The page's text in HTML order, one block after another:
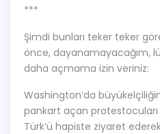
***
Şimdi bunları teker teker
önce, dayanamayacağım,
daha açmama izin veriniz:
Washington’da büyükelçiliğin
pankart açan
Türk’ü hapiste ziyaret